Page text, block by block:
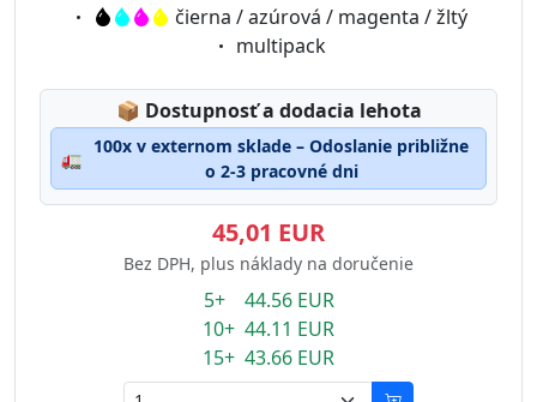
Eigenschaft:čierna / azúrová / magenta / žltý
Eigenschaft:
multipack
📦 Lagerstatus:
Dostupnosť a dodacia lehota
🚛
100x v externom sklade – Odoslanie približne
o 2-3 pracovné dni
45,01 EUR
Bez DPH, plus náklady na doručenie
5+ 44.56 EUR
10+ 44.11 EUR
15+ 43.66 EUR